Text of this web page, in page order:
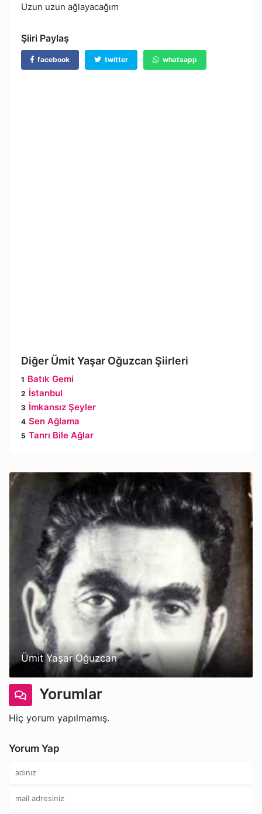
Uzun uzun ağlayacağım
Şiiri Paylaş
facebook twitter whatsapp
Diğer Ümit Yaşar Oğuzcan Şiirleri
Batık Gemi
İstanbul
İmkansız Şeyler
Sen Ağlama
Tanrı Bile Ağlar
Ümit Yaşar Oğuzcan
Yorumlar
Hiç yorum yapılmamış.
Yorum Yap